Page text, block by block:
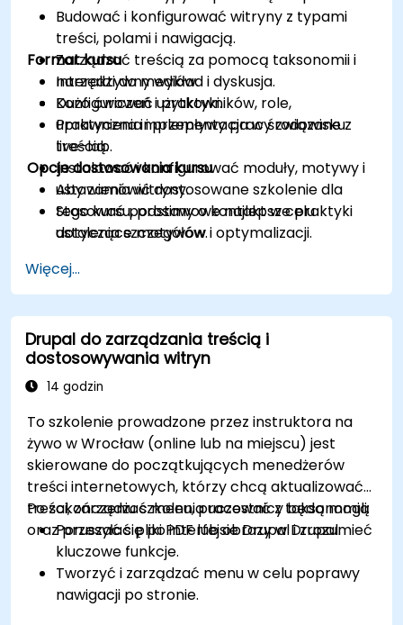
Budować i konfigurować witryny z typami
treści, polami i nawigacją.
Zarządzać treścią za pomocą taksonomii i
narzędzi do mediów.
Konfigurować użytkowników, role,
uprawnienia i przepływy pracy związane z
treścią.
Instalować i konfigurować moduły, motywy i
ustawienia witryny.
Stosować podstawowe najlepsze praktyki
dotyczące motywów i optymalizacji.
Format kursu
Interaktywny wykład i dyskusja.
Dużo ćwiczeń i praktyki.
Praktyczna implementacja w środowisku
live-lab.
Opcje dostosowania kursu
Aby zamówić dostosowane szkolenie dla
tego kursu, prosimy o kontakt w celu
ustalenia szczegółów.
Więcej...
Drupal do zarządzania treścią i
dostosowywania witryn
14 godzin
To szkolenie prowadzone przez instruktora na
żywo w Wrocław (online lub na miejscu) jest
skierowane do początkujących menedżerów
treści internetowych, którzy chcą aktualizować
treści, zarządzać menu, pracować z taksonomią
oraz przesyłać pliki PDF lub obrazy w Drupal.
Po zakończeniu szkolenia uczestnicy będą mogli:
Poruszać się po interfejsie Drupal i zrozumieć
kluczowe funkcje.
Tworzyć i zarządzać menu w celu poprawy
nawigacji po stronie.